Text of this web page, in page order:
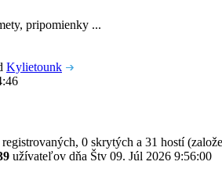
pripomienky ...
Kylietounk
0 skrytých a 31 hostí
užívateľov dňa Štv 09. Júl 2026 9:56:00